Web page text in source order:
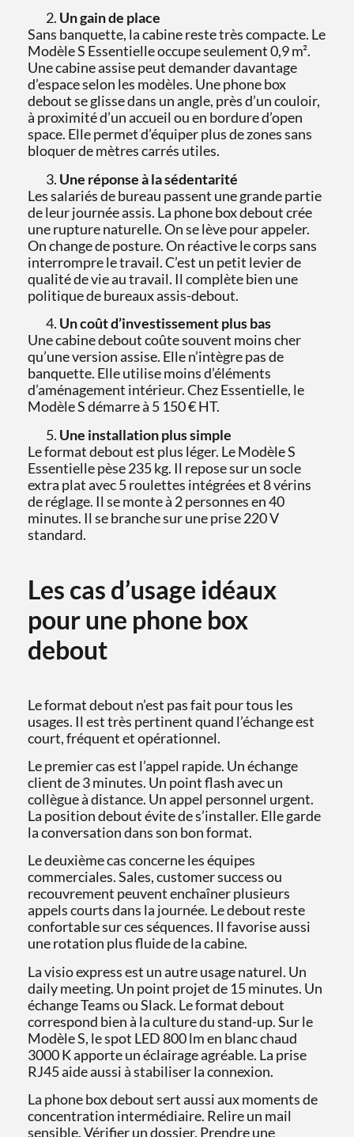
Un gain de place
Sans banquette, la cabine reste très compacte. Le
Modèle S Essentielle occupe seulement 0,9 m².
Une cabine assise peut demander davantage
d’espace selon les modèles. Une phone box
debout se glisse dans un angle, près d’un couloir,
à proximité d’un accueil ou en bordure d’open
space. Elle permet d’équiper plus de zones sans
bloquer de mètres carrés utiles.
Une réponse à la sédentarité
Les salariés de bureau passent une grande partie
de leur journée assis. La phone box debout crée
une rupture naturelle. On se lève pour appeler.
On change de posture. On réactive le corps sans
interrompre le travail. C’est un petit levier de
qualité de vie au travail. Il complète bien une
politique de bureaux assis-debout.
Un coût d’investissement plus bas
Une cabine debout coûte souvent moins cher
qu’une version assise. Elle n’intègre pas de
banquette. Elle utilise moins d’éléments
d’aménagement intérieur. Chez Essentielle, le
Modèle S démarre à 5 150 € HT.
Une installation plus simple
Le format debout est plus léger. Le Modèle S
Essentielle pèse 235 kg. Il repose sur un socle
extra plat avec 5 roulettes intégrées et 8 vérins
de réglage. Il se monte à 2 personnes en 40
minutes. Il se branche sur une prise 220 V
standard.
Les cas d’usage idéaux
pour une phone box
debout
Le format debout n’est pas fait pour tous les
usages. Il est très pertinent quand l’échange est
court, fréquent et opérationnel.
Le premier cas est l’appel rapide. Un échange
client de 3 minutes. Un point flash avec un
collègue à distance. Un appel personnel urgent.
La position debout évite de s’installer. Elle garde
la conversation dans son bon format.
Le deuxième cas concerne les équipes
commerciales. Sales, customer success ou
recouvrement peuvent enchaîner plusieurs
appels courts dans la journée. Le debout reste
confortable sur ces séquences. Il favorise aussi
une rotation plus fluide de la cabine.
La visio express est un autre usage naturel. Un
daily meeting. Un point projet de 15 minutes. Un
échange Teams ou Slack. Le format debout
correspond bien à la culture du stand-up. Sur le
Modèle S, le spot LED 800 lm en blanc chaud
3000 K apporte un éclairage agréable. La prise
RJ45 aide aussi à stabiliser la connexion.
La phone box debout sert aussi aux moments de
concentration intermédiaire. Relire un mail
sensible. Vérifier un dossier. Prendre une